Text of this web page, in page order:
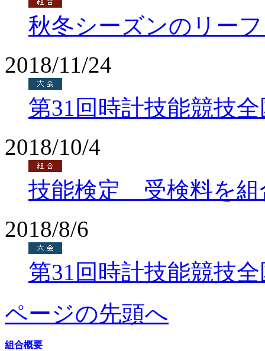
秋冬シーズンのリー
2018/11/24
第31回時計技能競技
2018/10/4
技能検定 受検料を組
2018/8/6
第31回時計技能競技
ページの先頭へ
組合概要